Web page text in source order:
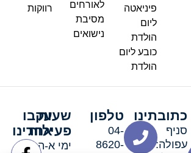
פיניאטה
ליום
הולדת
כובע ליום
הולדת
לאורחים
מסיבת
נישואים
רווקות
כתובתינו
סניף
עפולה:
טלפון
04-
8620-
שעות
פעילות
ימי א-ה:
עקבו
אחרינו